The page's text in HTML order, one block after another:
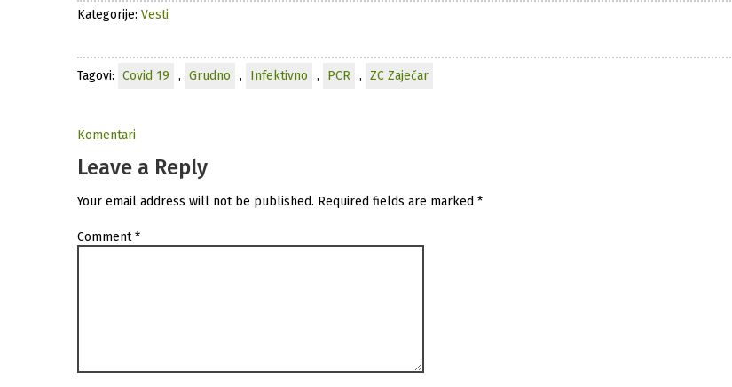
Kategorije: Vesti
Tagovi: Covid 19 , Grudno , Infektivno , PCR , ZC Zaječar
Komentari
Leave a Reply
Your email address will not be published. Required fields are marked *
Comment*